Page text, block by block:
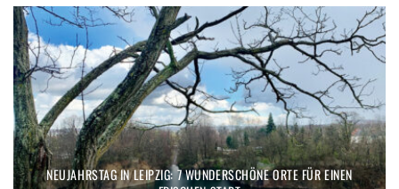
NEUJAHRSTAG IN LEIPZIG: 7 WUNDERSCHÖNE ORTE FÜR EINEN